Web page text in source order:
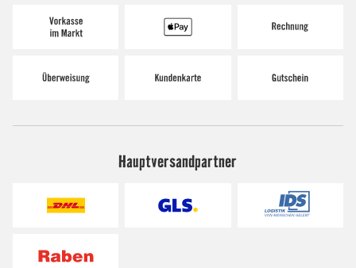
Hauptversandpartner